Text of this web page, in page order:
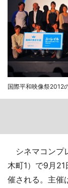
国際平和映像祭2012
シネマコンプ
木町1）で9月
催される。主催